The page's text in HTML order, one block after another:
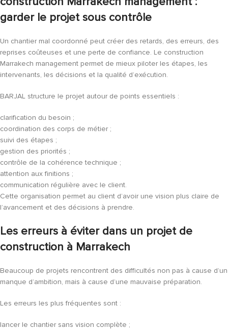
garder le projet sous contrôle
Un chantier mal coordonné peut créer des retards, des erreurs, des
reprises coûteuses et une perte de confiance. Le construction
Marrakech management permet de mieux piloter les étapes, les
intervenants, les décisions et la qualité d’exécution.
BARJAL structure le projet autour de points essentiels :
clarification du besoin ;
coordination des corps de métier ;
suivi des étapes ;
gestion des priorités ;
contrôle de la cohérence technique ;
attention aux finitions ;
communication régulière avec le client.
Cette organisation permet au client d’avoir une vision plus claire de
l’avancement et des décisions à prendre.
Les erreurs à éviter dans un projet de
construction à Marrakech
Beaucoup de projets rencontrent des difficultés non pas à cause d’un
manque d’ambition, mais à cause d’une mauvaise préparation.
Les erreurs les plus fréquentes sont :
lancer le chantier sans vision complète ;